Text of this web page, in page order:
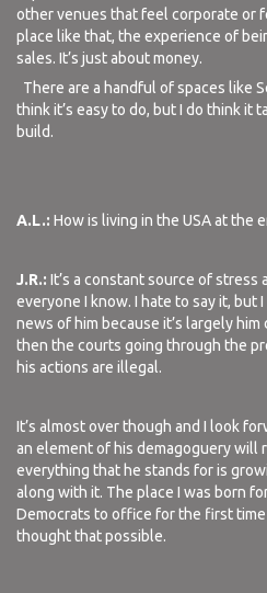
other venues that feel corporate or
place like that, the experience of
sales. It’s just about money.
There are a handful of spaces like
think it’s easy to do, but I do think it
build.
A.L.: How is living in the USA at the
J.R.: It’s a constant source of stress
everyone I know. I hate to say it,
news of him because it’s largely
then the courts going through the
his actions are illegal.
It’s almost over though and I look
an element of his demagoguery will
everything that he stands for is
along with it. The place I was born
Democrats to office for the first
thought that possible.